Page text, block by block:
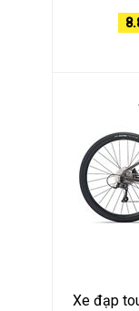
Xe đạp